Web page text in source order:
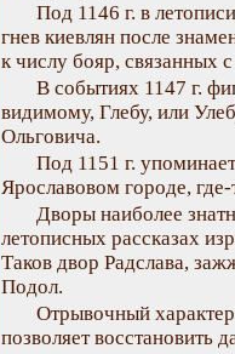
Под 1146 г. в
гнев киевлян после
к числу бояр, связанных
В событиях 1147 г.
видимому, Глебу, или
Ольговича.
Под 1151 г.
Ярославовом городе,
Дворы наиболее
летописных рассказах
Таков двор Радслава,
Подол.
Отрывочный
позволяет восстановить